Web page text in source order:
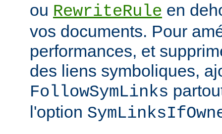
ou RewriteRule en
vos documents. Pour
performances, et
des liens symboliques,
FollowSymLinks
l'option